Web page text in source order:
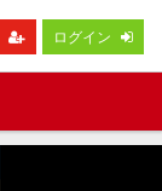
ログイン